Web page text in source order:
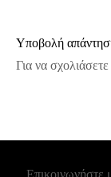
Υποβολή
Για να
Επικοινωνήστε